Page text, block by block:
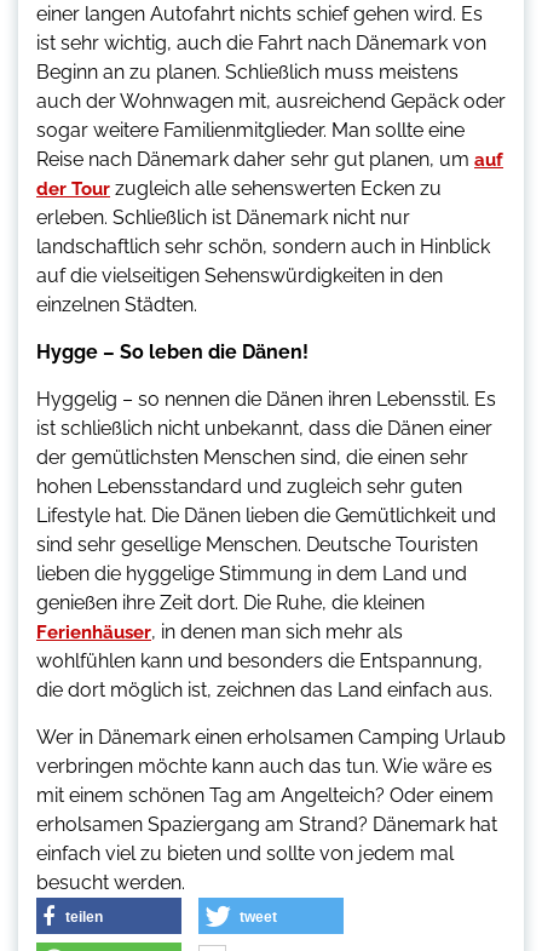
einer langen Autofahrt nichts schief gehen wird. Es
ist sehr wichtig, auch die Fahrt nach Dänemark von
Beginn an zu planen. Schließlich muss meistens
auch der Wohnwagen mit, ausreichend Gepäck oder
sogar weitere Familienmitglieder. Man sollte eine
Reise nach Dänemark daher sehr gut planen, um auf
der Tour zugleich alle sehenswerten Ecken zu
erleben. Schließlich ist Dänemark nicht nur
landschaftlich sehr schön, sondern auch in Hinblick
auf die vielseitigen Sehenswürdigkeiten in den
einzelnen Städten.
Hygge – So leben die Dänen!
Hyggelig – so nennen die Dänen ihren Lebensstil. Es
ist schließlich nicht unbekannt, dass die Dänen einer
der gemütlichsten Menschen sind, die einen sehr
hohen Lebensstandard und zugleich sehr guten
Lifestyle hat. Die Dänen lieben die Gemütlichkeit und
sind sehr gesellige Menschen. Deutsche Touristen
lieben die hyggelige Stimmung in dem Land und
genießen ihre Zeit dort. Die Ruhe, die kleinen
Ferienhäuser, in denen man sich mehr als
wohlfühlen kann und besonders die Entspannung,
die dort möglich ist, zeichnen das Land einfach aus.
Wer in Dänemark einen erholsamen Camping Urlaub
verbringen möchte kann auch das tun. Wie wäre es
mit einem schönen Tag am Angelteich? Oder einem
erholsamen Spaziergang am Strand? Dänemark hat
einfach viel zu bieten und sollte von jedem mal
besucht werden.
teilen tweet